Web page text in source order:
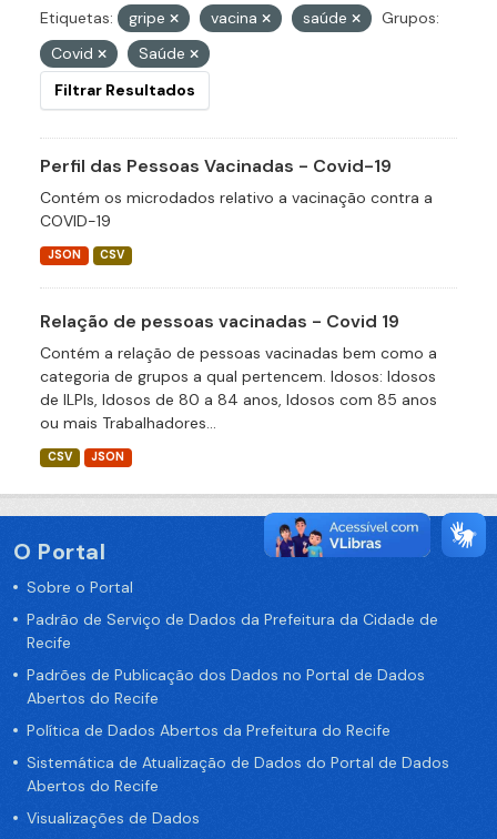
Etiquetas: gripe vacina saúde
Grupos:
Covid
Saúde
Filtrar Resultados
Perfil das Pessoas Vacinadas - Covid-19
Contém os microdados relativo a vacinação contra a
COVID-19
JSON CSV
Relação de pessoas vacinadas - Covid 19
Contém a relação de pessoas vacinadas bem como a
categoria de grupos a qual pertencem. Idosos: Idosos
de ILPIs, Idosos de 80 a 84 anos, Idosos com 85 anos
ou mais Trabalhadores...
CSV JSON
O Portal
Sobre o Portal
Padrão de Serviço de Dados da Prefeitura da Cidade de
Recife
Padrões de Publicação dos Dados no Portal de Dados
Abertos do Recife
Política de Dados Abertos da Prefeitura do Recife
Sistemática de Atualização de Dados do Portal de Dados
Abertos do Recife
Visualizações de Dados